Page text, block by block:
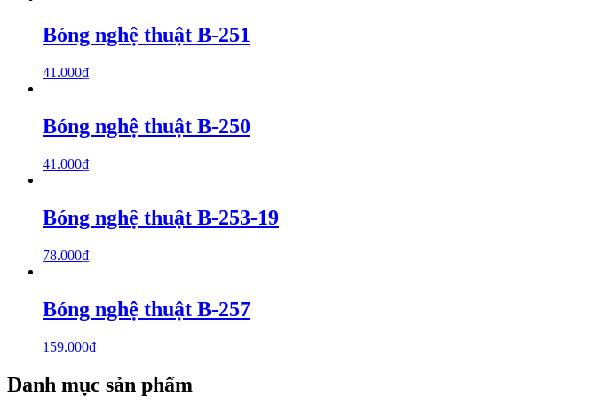
Bóng nghệ thuật B-251
41.000₫
Bóng nghệ thuật B-250
41.000₫
Bóng nghệ thuật B-253-19
78.000₫
Bóng nghệ thuật B-257
159.000₫
Danh mục sản phẩm